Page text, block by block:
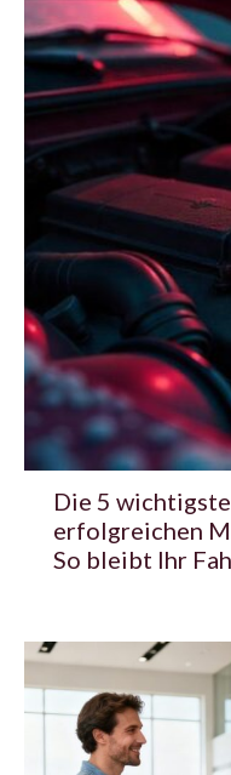
Die 5
erfolgreichen
So bleibt Ihr